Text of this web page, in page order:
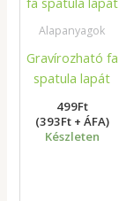
Alapanyagok
Gravírozható fa
spatula lapát
499Ft
(393Ft + ÁFA)
Készleten